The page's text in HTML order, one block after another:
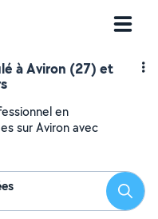
à Aviron (27) et
en
sur Aviron avec